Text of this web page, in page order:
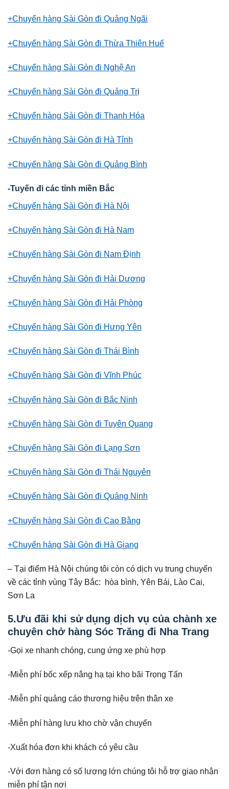
+Chuyển hàng Sài Gòn đi Quảng Ngãi
+Chuyển hàng Sài Gòn đi Thừa Thiên Huế
+Chuyển hàng Sài Gòn đi Nghệ An
+Chuyển hàng Sài Gòn đi Quảng Trị
+Chuyển hàng Sài Gòn đi Thanh Hóa
+Chuyển hàng Sài Gòn đi Hà Tỉnh
+Chuyển hàng Sài Gòn đi Quảng Bình
-Tuyến đi các tỉnh miền Bắc
+Chuyển hàng Sài Gòn đi Hà Nội
+Chuyển hàng Sài Gòn đi Hà Nam
+Chuyển hàng Sài Gòn đi Nam Định
+Chuyển hàng Sài Gòn đi Hải Dương
+Chuyển hàng Sài Gòn đi Hải Phòng
+Chuyển hàng Sài Gòn đi Hưng Yên
+Chuyển hàng Sài Gòn đi Thái Bình
+Chuyển hàng Sài Gòn đi Vĩnh Phúc
+Chuyển hàng Sài Gòn đi Bắc Ninh
+Chuyển hàng Sài Gòn đi Tuyên Quang
+Chuyển hàng Sài Gòn đi Lạng Sơn
+Chuyển hàng Sài Gòn đi Thái Nguyên
+Chuyển hàng Sài Gòn đi Quảng Ninh
+Chuyển hàng Sài Gòn đi Cao Bằng
+Chuyển hàng Sài Gòn đi Hà Giang
– Tại điểm Hà Nội chúng tôi còn có dịch vụ trung chuyển
về các tỉnh vùng Tây Bắc: hòa bình, Yên Bái, Lào Cai,
Sơn La
5.Ưu đãi khi sử dụng dịch vụ của chành xe
chuyên chở hàng Sóc Trăng đi Nha Trang
-Gọi xe nhanh chóng, cung ứng xe phù hợp
-Miễn phí bốc xếp nâng hạ tại kho bãi Trọng Tấn
-Miễn phí quảng cáo thương hiệu trên thân xe
-Miễn phí hàng lưu kho chờ vận chuyển
-Xuất hóa đơn khi khách có yêu cầu
-Với đơn hàng có số lượng lớn chúng tôi hỗ trợ giao nhận
miễn phí tận nơi